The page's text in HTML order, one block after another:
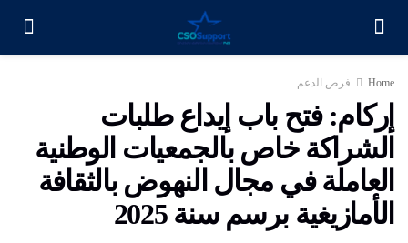
Home فرص الدعم
إركام: فتح باب إيداع طلبات
الشراكة خاص بالجمعيات الوطنية
العاملة في مجال النهوض بالثقافة
الأمازيغية برسم سنة 2025